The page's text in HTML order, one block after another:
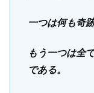
一つは何も奇
もう一つは全
である。